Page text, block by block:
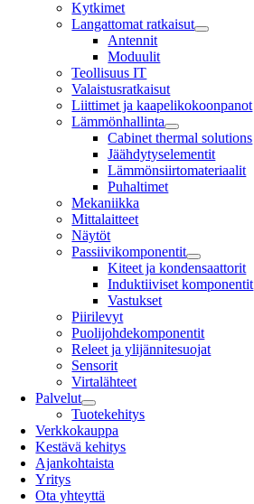
Kytkimet
Langattomat ratkaisut
Antennit
Moduulit
Teollisuus IT
Valaistusratkaisut
Liittimet ja kaapelikokoonpanot
Lämmönhallinta
Cabinet thermal solutions
Jäähdytyselementit
Lämmönsiirtomateriaalit
Puhaltimet
Mekaniikka
Mittalaitteet
Näytöt
Passiivikomponentit
Kiteet ja kondensaattorit
Induktiiviset komponentit
Vastukset
Piirilevyt
Puolijohdekomponentit
Releet ja ylijännitesuojat
Sensorit
Virtalähteet
Palvelut
Tuotekehitys
Verkkokauppa
Kestävä kehitys
Ajankohtaista
Yritys
Ota yhteyttä